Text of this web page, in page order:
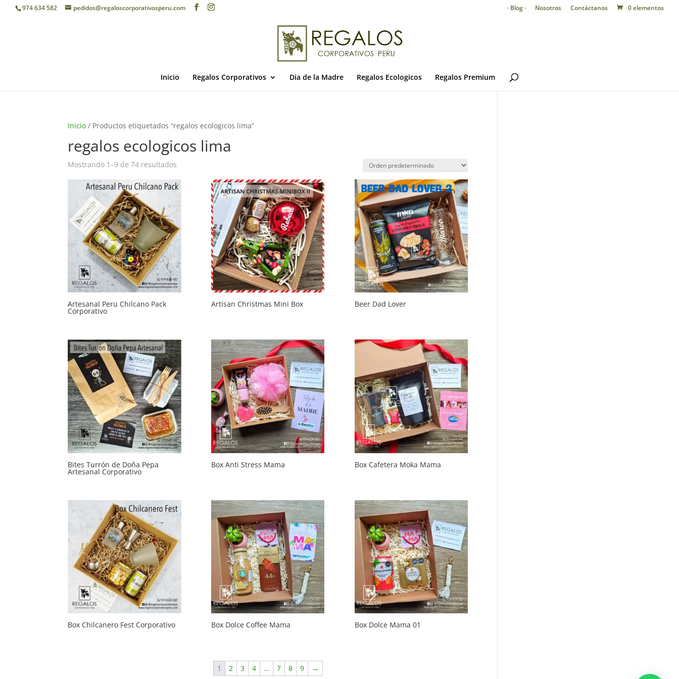
974 634 582 pedidos@regaloscorporativosperu.com · Blog · Nosotros Contáctanos 0 elementos
Inicio Regalos Corporativos Dia de la Madre Regalos Ecologicos Regalos Premium
Inicio / Productos etiquetados “regalos ecologicos lima”
regalos ecologicos lima
Mostrando 1–9 de 74 resultados
Artesanal Peru Chilcano Pack
Corporativo
Artisan Christmas Mini Box Beer Dad Lover
Bites Turrón de Doña Pepa
Artesanal Corporativo
Box Anti Stress Mama Box Cafetera Moka Mama
Box Chilcanero Fest Corporativo Box Dolce Coffee Mama Box Dolce Mama 01
1 2 3 4 … 7 8 9 →